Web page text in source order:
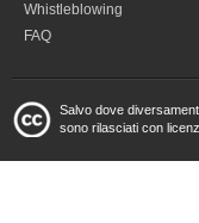
Whistleblowing
FAQ
Salvo dove
sono rilasciati con